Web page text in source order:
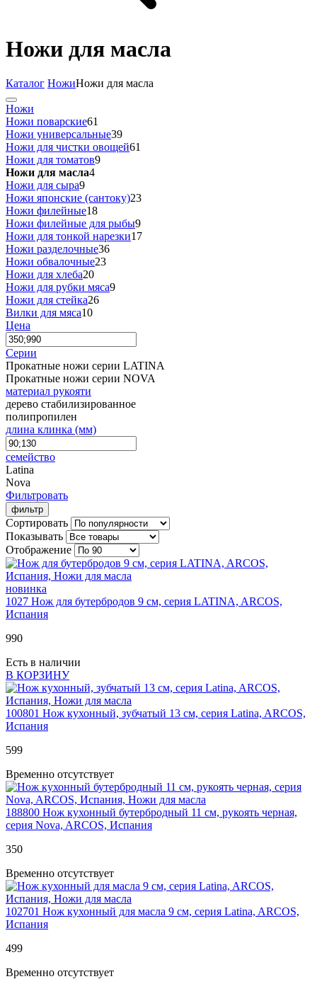
Ножи для масла
Каталог НожиНожи для масла
Ножи
Ножи поварские61
Ножи универсальные39
Ножи для чистки овощей61
Ножи для томатов9
Ножи для масла4
Ножи для сыра9
Ножи японские (сантоку)23
Ножи филейные18
Ножи филейные для рыбы9
Ножи для тонкой нарезки17
Ножи разделочные36
Ножи обвалочные23
Ножи для хлеба20
Ножи для рубки мяса9
Ножи для стейка26
Вилки для мяса10
Цена
Серии
Прокатные ножи серии LATINA
Прокатные ножи серии NOVA
материал рукояти
дерево стабилизированное
полипропилен
длина клинка (мм)
семейство
Latina
Nova
Фильтровать
фильтр
Сортировать
Показывать
Отображение
новинка
1027 Нож для бутербродов 9 см, серия LATINA, ARCOS,
Испания
990
Есть в наличии
В КОРЗИНУ
100801 Нож кухонный, зубчатый 13 cм, серия Latina, ARCOS,
Испания
599
Временно отсутствует
188800 Нож кухонный бутербродный 11 см, рукоять черная,
серия Nova, ARCOS, Испания
350
Временно отсутствует
102701 Нож кухонный для масла 9 см, серия Latina, ARCOS,
Испания
499
Временно отсутствует